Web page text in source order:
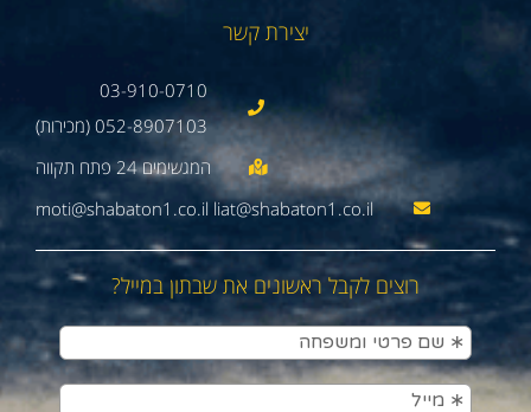
יצירת קשר
03-910-0710
052-8907103 (מכירות)
moti@shabaton1.co.il liat@shabaton1.co.il
רוצים לקבל ראשונים את שבתון במייל?